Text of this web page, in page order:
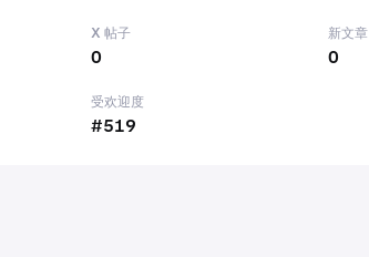
X 帖子
0
新文章
0
受欢迎度
#519